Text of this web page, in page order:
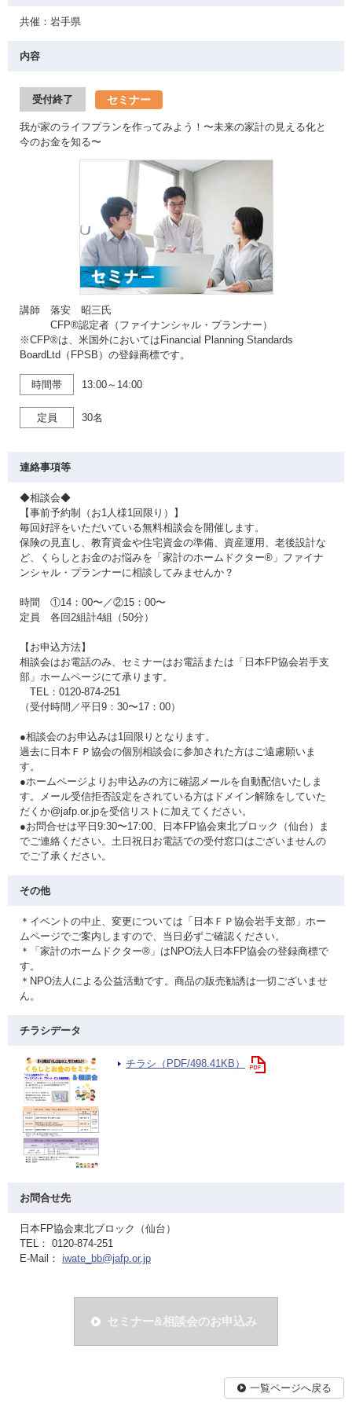
共催：岩手県
内容
受付終了 セミナー
我が家のライフプランを作ってみよう！〜未来の家計の見える化と
今のお金を知る〜
講師 落安 昭三氏
CFP®認定者（ファイナンシャル・プランナー）
※CFP®は、米国外においてはFinancial Planning Standards
BoardLtd（FPSB）の登録商標です。
時間帯 13:00～14:00
定員 30名
連絡事項等
◆相談会◆
【事前予約制（お1人様1回限り）】
毎回好評をいただいている無料相談会を開催します。
保険の見直し、教育資金や住宅資金の準備、資産運用、老後設計な
ど、くらしとお金のお悩みを「家計のホームドクター®」ファイナ
ンシャル・プランナーに相談してみませんか？
時間 ①14：00〜／②15：00〜
定員 各回2組計4組（50分）
【お申込方法】
相談会はお電話のみ、セミナーはお電話または「日本FP協会岩手支
部」ホームページにて承ります。
TEL：0120-874-251
（受付時間／平日9：30〜17：00）
●相談会のお申込みは1回限りとなります。
過去に日本ＦＰ協会の個別相談会に参加された方はご遠慮願いま
す。
●ホームページよりお申込みの方に確認メールを自動配信いたしま
す。メール受信拒否設定をされている方はドメイン解除をしていた
だくか@jafp.or.jpを受信リストに加えてください。
●お問合せは平日9:30〜17:00、日本FP協会東北ブロック（仙台）ま
でご連絡ください。土日祝日お電話での受付窓口はございませんの
でご了承ください。
その他
＊イベントの中止、変更については「日本ＦＰ協会岩手支部」ホー
ムページでご案内しますので、当日必ずご確認ください。
＊「家計のホームドクター®」はNPO法人日本FP協会の登録商標で
す。
＊NPO法人による公益活動です。商品の販売勧誘は一切ございませ
ん。
チラシデータ
チラシ（PDF/498.41KB）
お問合せ先
日本FP協会東北ブロック（仙台）
TEL： 0120-874-251
E-Mail： iwate_bb@jafp.or.jp
セミナー&相談会のお申込み
一覧ページへ戻る